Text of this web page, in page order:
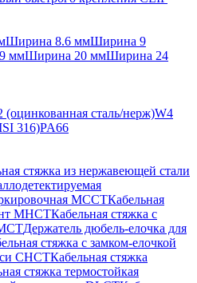
Ширина 8.6 ммШирина 9
ммШирина 20 ммШирина 24
(оцинкованная сталь/нерж)W4
316)PA66
стяжка из нержавеющей стали
MCCTКабельная
MHCTКабельная стяжка с
Держатель дюбель-елочка для
стяжка c замком-елочкой
CHCTКабельная стяжка
стяжка термостойкая